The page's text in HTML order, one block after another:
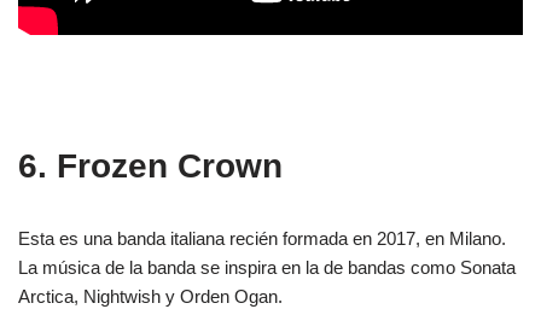
6. Frozen Crown
Esta es una banda italiana recién formada en 2017, en Milano.
La música de la banda se inspira en la de bandas como Sonata
Arctica, Nightwish y Orden Ogan​.